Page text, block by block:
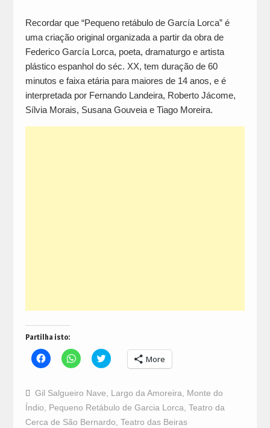
Recordar que “Pequeno retábulo de García Lorca” é
uma criação original organizada a partir da obra de
Federico García Lorca, poeta, dramaturgo e artista
plástico espanhol do séc. XX, tem duração de 60
minutos e faixa etária para maiores de 14 anos, e é
interpretada por Fernando Landeira, Roberto Jácome,
Sílvia Morais, Susana Gouveia e Tiago Moreira.
Partilha isto:
Click
to
Facebook
(Opens
in
new
window)
Click
to
WhatsApp
(Opens
in
new
window)
Click
to
Twitter
(Opens
in
new
window)
More
Gil Salgueiro Nave Largo da Amoreira
Monte do
Índio
Pequeno Retábulo de Garcia Lorca Teatro da
Cerca de São Bernardo Teatro das Beiras